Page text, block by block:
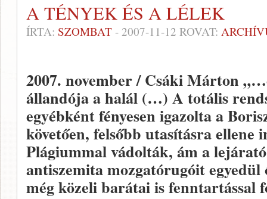
A TÉNYEK ÉS A LÉLEK
ÍRTA: SZOMBAT - 2007-11-12 ROVAT:
2007. november / Csáki Márton
állandója a halál (…) A totális
egyébként fényesen igazolta a
követően, felsőbb utasításra
Plágiummal vádolták, ám a
antiszemita mozgatórugóit
még közeli barátai is fenntartással